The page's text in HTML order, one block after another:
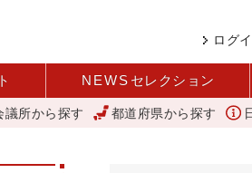
ログ
NEWS セレクション
ている 農業分野に商機あり REACT
議所から探す 都道府県から探す